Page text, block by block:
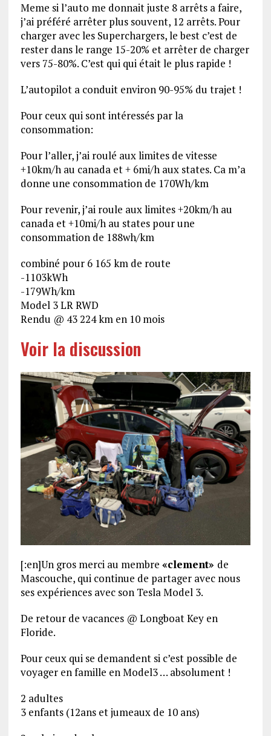
Meme si l’auto me donnait juste 8 arrêts a faire,
j’ai préféré arrêter plus souvent, 12 arrêts. Pour
charger avec les Superchargers, le best c’est de
rester dans le range 15-20% et arrêter de charger
vers 75-80%. C’est qui qui était le plus rapide !
L’autopilot a conduit environ 90-95% du trajet !
Pour ceux qui sont intéressés par la
consommation:
Pour l’aller, j’ai roulé aux limites de vitesse
+10km/h au canada et + 6mi/h aux states. Ca m’a
donne une consommation de 170Wh/km
Pour revenir, j’ai roule aux limites +20km/h au
canada et +10mi/h au states pour une
consommation de 188wh/km
combiné pour 6 165 km de route
-1103kWh
-179Wh/km
Model 3 LR RWD
Rendu @ 43 224 km en 10 mois
Voir la discussion
[:en]Un gros merci au membre «clement» de
Mascouche, qui continue de partager avec nous
ses expériences avec son Tesla Model 3.
De retour de vacances @ Longboat Key en
Floride.
Pour ceux qui se demandent si c’est possible de
voyager en famille en Model3 … absolument !
2 adultes
3 enfants (12ans et jumeaux de 10 ans)